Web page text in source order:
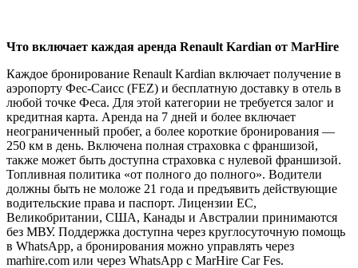
Что включает каждая аренда Renault Kardian от MarHire
Каждое бронирование Renault Kardian включает получение в
аэропорту Фес-Саисс (FEZ) и бесплатную доставку в отель в
любой точке Феса. Для этой категории не требуется залог и
кредитная карта. Аренда на 7 дней и более включает
неограниченный пробег, а более короткие бронирования —
250 км в день. Включена полная страховка с франшизой,
также может быть доступна страховка с нулевой франшизой.
Топливная политика «от полного до полного». Водители
должны быть не моложе 21 года и предъявить действующие
водительские права и паспорт. Лицензии ЕС,
Великобритании, США, Канады и Австралии принимаются
без МВУ. Поддержка доступна через круглосуточную помощь
в WhatsApp, а бронирования можно управлять через
marhire.com или через WhatsApp с MarHire Car Fes.